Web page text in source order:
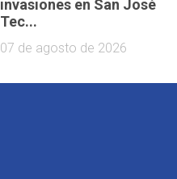
invasiones en San José
Tec...
07 de agosto de 2026